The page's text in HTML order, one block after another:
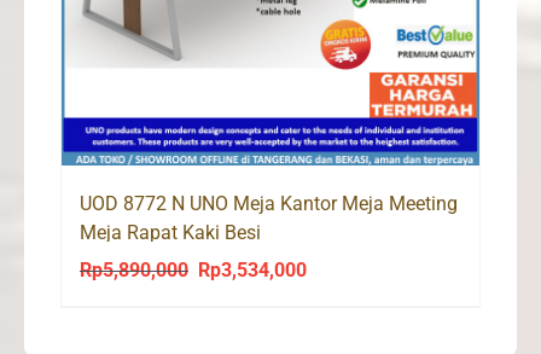
UOD 8772 N UNO Meja Kantor Meja Meeting
Meja Rapat Kaki Besi
Rp5,890,000
Original
Rp3,534,000Current